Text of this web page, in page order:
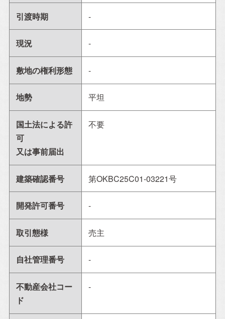
引渡時期 -
現況 -
敷地の権利形態 -
地勢 平坦
国土法による許
可
又は事前届出
不要
建築確認番号 第OKBC25C01-03221号
開発許可番号 -
取引態様 売主
自社管理番号 -
不動産会社コー
ド
-